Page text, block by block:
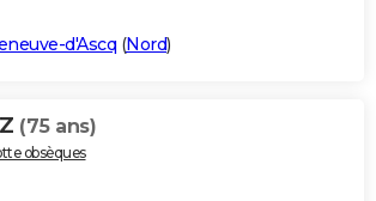
d'Ascq (Nord)
(75 ans)
obsèques